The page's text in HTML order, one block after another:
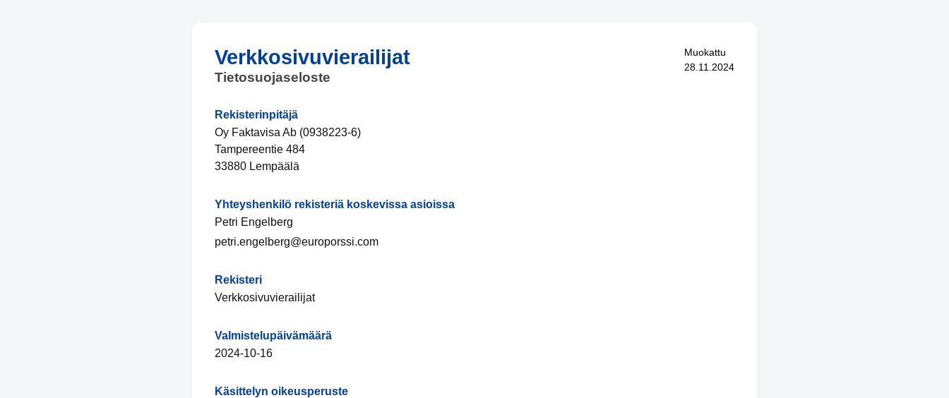
Muokattu
28.11.2024
Verkkosivuvierailijat
Tietosuojaseloste
Rekisterinpitäjä
Oy Faktavisa Ab (0938223-6)
Tampereentie 484
33880 Lempäälä
Yhteyshenkilö rekisteriä koskevissa asioissa
Petri Engelberg
petri.engelberg@europorssi.com
Rekisteri
Verkkosivuvierailijat
Valmistelupäivämäärä
2024-10-16
Käsittelyn oikeusperuste